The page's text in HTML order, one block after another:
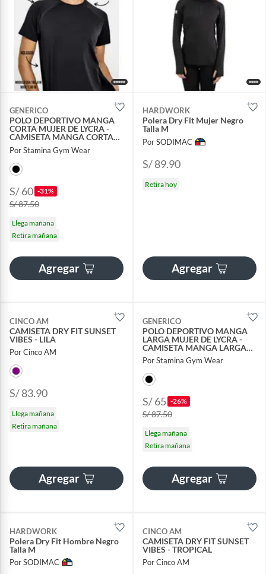
GENERICO
POLO DEPORTIVO MANGA
CORTA MUJER DE LYCRA -
CAMISETA MANGA CORTA
MUJER
Por Stamina Gym Wear
S/ 60 -31%
S/ 87.50
Llega mañana
Retira mañana
Agregar
HARDWORK
Polera Dry Fit Mujer Negro
Talla M
Por SODIMAC
S/ 89.90
Retira hoy
Agregar
CINCO AM
CAMISETA DRY FIT SUNSET
VIBES - LILA
Por Cinco AM
S/ 83.90
Llega mañana
Retira mañana
Agregar
GENERICO
POLO DEPORTIVO MANGA
LARGA MUJER DE LYCRA -
CAMISETA MANGA LARGA
MUJER
Por Stamina Gym Wear
S/ 65 -26%
S/ 87.50
Llega mañana
Retira mañana
Agregar
HARDWORK
Polera Dry Fit Hombre Negro
Talla M
Por SODIMAC
CINCO AM
CAMISETA DRY FIT SUNSET
VIBES - TROPICAL
Por Cinco AM